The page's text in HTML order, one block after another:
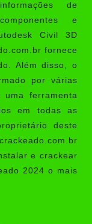
de
e
Civil 3D
fornece
Além disso, o
por várias
ferramenta
em todas as
deste
e crackear
2024 o mais